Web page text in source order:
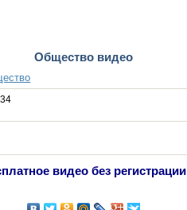
Общество видео
34
видео без регистрации